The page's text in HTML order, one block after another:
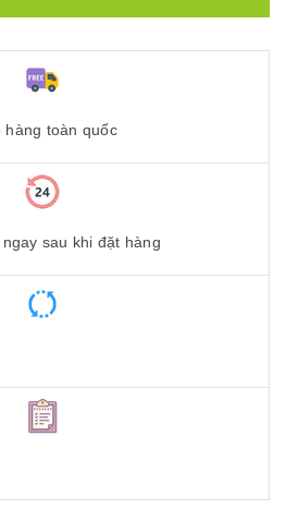
hàng toàn quốc
sau khi đặt hàng